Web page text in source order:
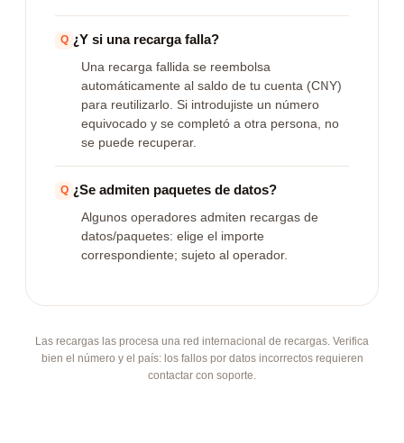
¿Y si una recarga falla?
Una recarga fallida se reembolsa
automáticamente al saldo de tu cuenta (CNY)
para reutilizarlo. Si introdujiste un número
equivocado y se completó a otra persona, no
se puede recuperar.
¿Se admiten paquetes de datos?
Algunos operadores admiten recargas de
datos/paquetes: elige el importe
correspondiente; sujeto al operador.
Las recargas las procesa una red internacional de recargas. Verifica
bien el número y el país: los fallos por datos incorrectos requieren
contactar con soporte.